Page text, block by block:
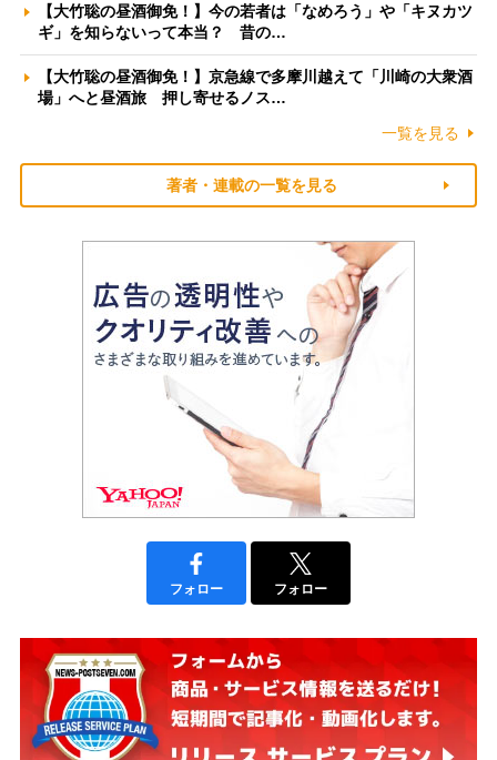
【大竹聡の昼酒御免！】今の若者は「なめろう」や「キヌカツ
ギ」を知らないって本当？ 昔の…
【大竹聡の昼酒御免！】京急線で多摩川越えて「川崎の大衆酒
場」へと昼酒旅 押し寄せるノス…
一覧を見る
著者・連載の一覧を見る
フォロー フォロー